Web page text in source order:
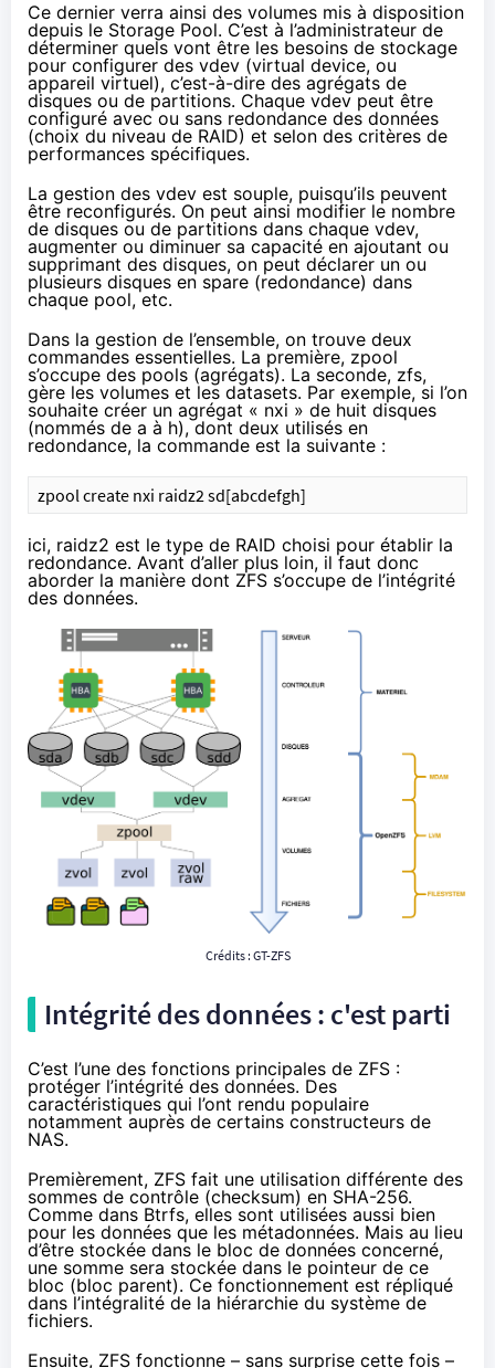
Ce dernier verra ainsi des volumes mis à disposition
depuis le Storage Pool. C’est à l’administrateur de
déterminer quels vont être les besoins de stockage
pour configurer des vdev (virtual device, ou
appareil virtuel), c’est-à-dire des agrégats de
disques ou de partitions. Chaque vdev peut être
configuré avec ou sans redondance des données
(choix du niveau de RAID) et selon des critères de
performances spécifiques.
La gestion des vdev est souple, puisqu’ils peuvent
être reconfigurés. On peut ainsi modifier le nombre
de disques ou de partitions dans chaque vdev,
augmenter ou diminuer sa capacité en ajoutant ou
supprimant des disques, on peut déclarer un ou
plusieurs disques en spare (redondance) dans
chaque pool, etc.
Dans la gestion de l’ensemble, on trouve deux
commandes essentielles. La première, zpool
s’occupe des pools (agrégats). La seconde, zfs,
gère les volumes et les datasets. Par exemple, si l’on
souhaite créer un agrégat « nxi » de huit disques
(nommés de a à h), dont deux utilisés en
redondance, la commande est la suivante :
zpool create nxi raidz2 sd[abcdefgh]
ici, raidz2 est le type de RAID choisi pour établir la
redondance. Avant d’aller plus loin, il faut donc
aborder la manière dont ZFS s’occupe de l’intégrité
des données.
Crédits : GT-ZFS
Intégrité des données : c'est parti
C’est l’une des fonctions principales de ZFS :
protéger l’intégrité des données. Des
caractéristiques qui l’ont rendu populaire
notamment auprès de certains constructeurs de
NAS.
Premièrement, ZFS fait une utilisation différente des
sommes de contrôle (checksum) en SHA-256.
Comme dans Btrfs, elles sont utilisées aussi bien
pour les données que les métadonnées. Mais au lieu
d’être stockée dans le bloc de données concerné,
une somme sera stockée dans le pointeur de ce
bloc (bloc parent). Ce fonctionnement est répliqué
dans l’intégralité de la hiérarchie du système de
fichiers.
Ensuite, ZFS fonctionne – sans surprise cette fois –